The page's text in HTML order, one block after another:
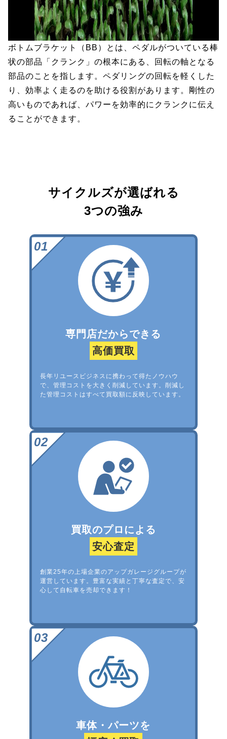
ボトムブラケット（BB）とは、ペダルがついている棒
状の部品「クランク」の根本にある、回転の軸となる
部品のことを指します。ペダリングの回転を軽くした
り、効率よく走るのを助ける役割があります。剛性の
高いものであれば、パワーを効率的にクランクに伝え
ることができます。
サイクルズが選ばれる
3つの強み
専門店だからできる
高価買取
長年リユースビジネスに携わって得たノウハウ
で、管理コストを大きく削減しています。削減し
た管理コストはすべて買取額に反映しています。
買取のプロによる
安心査定
創業25年の上場企業のアップガレージグループが
運営しています。豊富な実績と丁寧な査定で、安
心して自転車を売却できます！
車体・パーツを